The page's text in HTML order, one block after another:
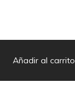
Añadir al carrito